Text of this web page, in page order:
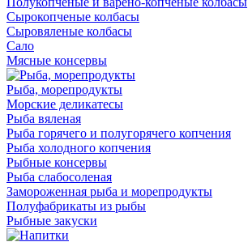
Сырокопченые колбасы
Сыровяленые колбасы
Сало
Мясные консервы
Рыба, морепродукты
Морские деликатесы
Рыба вяленая
Рыба горячего и полугорячего копчения
Рыба холодного копчения
Рыбные консервы
Рыба слабосоленая
Замороженная рыба и морепродукты
Полуфабрикаты из рыбы
Рыбные закуски